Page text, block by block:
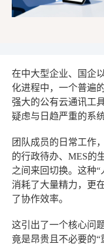
在中大型企业、国企
化进程中，一个普遍
强大的公有云通讯工
疑虑与日趋严重的系
团队成员的日常工作
的行政待办、MES的
之间来回切换。这种“
消耗了大量精力，更
了协作效率。
这引出了一个核心问
竟是昂贵且不必要的